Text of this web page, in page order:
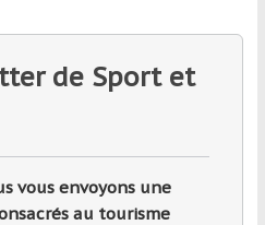
de Sport et
vous envoyons une
au tourisme